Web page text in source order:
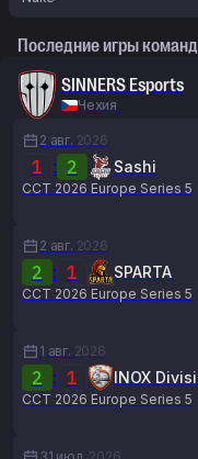
Последние игры команд
SINNERS Esports
Чехия
2 авг. 2026
1 : 2 Sashi
CCT 2026 Europe Series 5
2 авг. 2026
2 : 1 SPARTA
CCT 2026 Europe Series 5
1 авг. 2026
2 : 1 INOX
CCT 2026 Europe Series 5